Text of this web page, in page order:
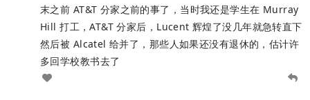
末之前 AT&T 分家之前的事了，当时我还是学生在 Murray
Hill 打工，AT&T 分家后，Lucent 辉煌了没几年就急转直下
然后被 Alcatel 给并了，那些人如果还没有退休的，估计许
多回学校教书去了